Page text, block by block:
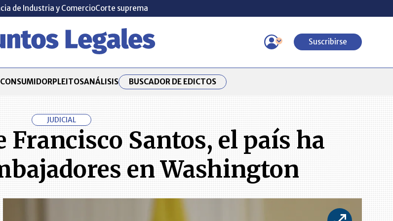
de Industria y ComercioCorte suprema
Suscribirse
CONSUMIDORPLEITOSANÁLISIS BUSCADOR DE EDICTOS
JUDICIAL
Francisco Santos, el país ha
en Washington